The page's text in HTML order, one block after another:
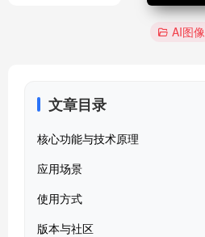
AI图像
文章目录
核心功能与技术原理
应用场景
使用方式
版本与社区